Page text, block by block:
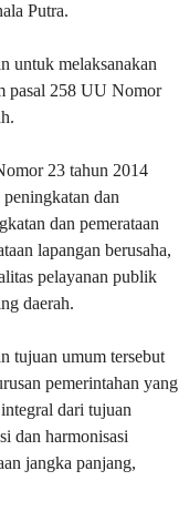
Putra.
untuk melaksanakan
pasal 258 UU Nomor
23 tahun 2014
dan
dan pemerataan
lapangan berusaha,
pelayanan publik
daerah.
tujuan umum tersebut
pemerintahan yang
dari tujuan
dan harmonisasi
jangka panjang,